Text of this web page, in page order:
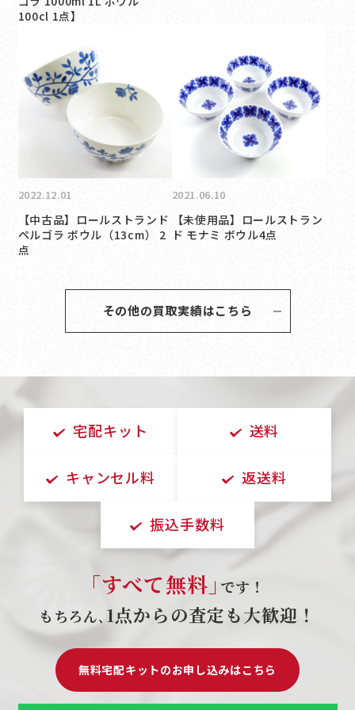
100cl 1点】
2022.12.01
【中古品】ロールストランド
ペルゴラ ボウル（13cm） 2
点
2021.06.10
【未使用品】ロールストラン
ド モナミ ボウル4点
その他の買取実績はこちら
宅配キット 送料
キャンセル料 返送料
振込手数料
｢すべて無料｣ です！
もちろん､ 1点からの査定も大歓迎！
無料宅配キットのお申し込みはこちら